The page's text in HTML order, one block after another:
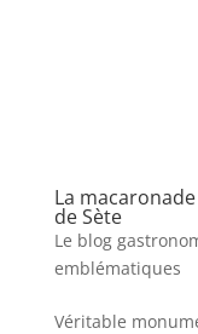
La
de Sète
Le blog
emblématiques
Véritable